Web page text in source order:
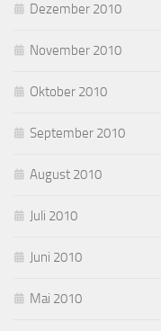
Dezember 2010
November 2010
Oktober 2010
September 2010
August 2010
Juli 2010
Juni 2010
Mai 2010